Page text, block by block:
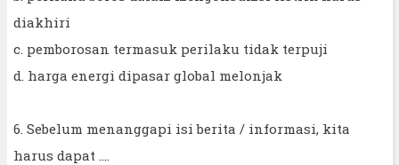
diakhiri
c. pemborosan termasuk perilaku tidak terpuji
d. harga energi dipasar global melonjak
6. Sebelum menanggapi isi berita / informasi, kita
harus dapat ….